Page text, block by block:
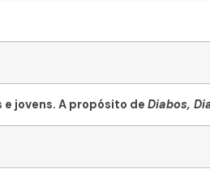
jovens. A propósito de Diabos,